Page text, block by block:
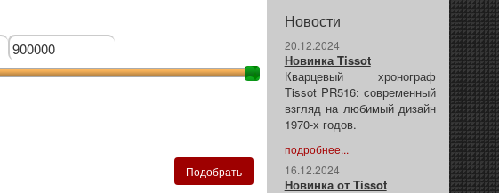
Новости
20.12.2024
Новинка Tissot
Кварцевый хронограф
Tissot PR516: современный
взгляд на любимый дизайн
1970-х годов.
подробнее...
16.12.2024
Новинка от Tissot